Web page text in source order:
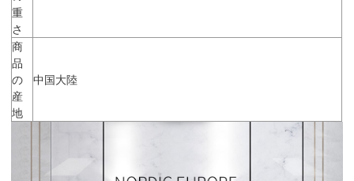
重
さ
商
品
の
産
地
中国大陸